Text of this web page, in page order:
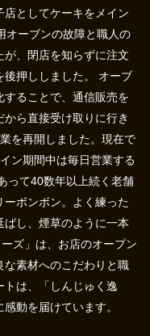
としてケーキをメイン
オーブンの故障と職人の
、閉店を知らずに注文
後押ししました。 オーブ
することで、通信販売を
ら直接受け取りに行き
を再開しました。現在で
ン期間中は毎日営業する
って40数年以上続く老舗
ーボンボン。よく練った
し、煙草のように一本
ズ」は、お店のオープン
な素材へのこだわりと職
トは、「しんじゅく逸
動を届けています。